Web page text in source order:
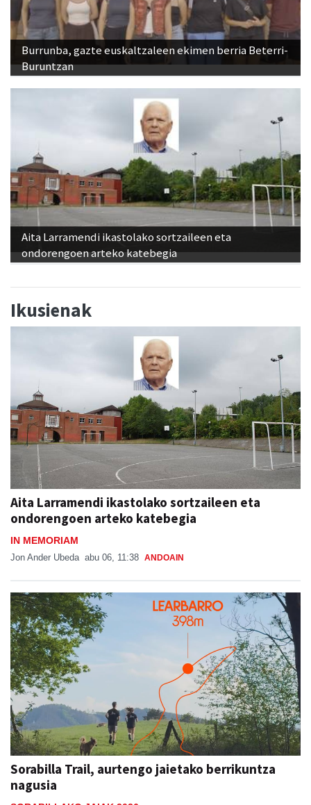
Burrunba, gazte euskaltzaleen ekimen berria Beterri-
Buruntzan
Aita Larramendi ikastolako sortzaileen eta
ondorengoen arteko katebegia
Ikusienak
Aita Larramendi ikastolako sortzaileen eta
ondorengoen arteko katebegia
IN MEMORIAM
Jon Ander Ubeda abu 06, 11:38 ANDOAIN
Sorabilla Trail, aurtengo jaietako berrikuntza
nagusia